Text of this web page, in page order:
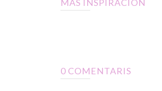
MÁS INSPIRACIÓN
0 COMENTARIS